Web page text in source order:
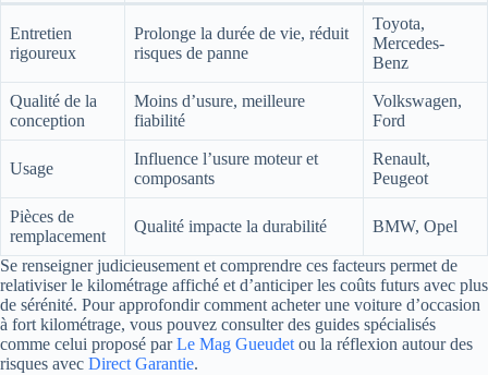
Entretien
rigoureux
Prolonge la durée de vie, réduit
risques de panne
Toyota,
Mercedes-
Benz
Qualité de la
conception
Moins d’usure, meilleure
fiabilité
Volkswagen,
Ford
Usage
Influence l’usure moteur et
composants
Renault,
Peugeot
Pièces de
remplacement
Qualité impacte la durabilité BMW, Opel
Se renseigner judicieusement et comprendre ces facteurs permet de
relativiser le kilométrage affiché et d’anticiper les coûts futurs avec plus
de sérénité. Pour approfondir comment acheter une voiture d’occasion
à fort kilométrage, vous pouvez consulter des guides spécialisés
comme celui proposé parLe Mag Gueudet ou la réflexion autour des
risques avec Direct Garantie.